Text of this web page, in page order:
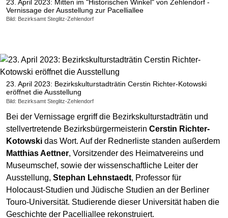
23. April 2023: Mitten im "Historischen Winkel" von Zehlendorf -
Vernissage der Ausstellung zur Pacelliallee
Bild: Bezirksamt Steglitz-Zehlendorf
23. April 2023: Bezirkskulturstadträtin Cerstin Richter-Kotowski
eröffnet die Ausstellung
Bild: Bezirksamt Steglitz-Zehlendorf
Bei der Vernissage ergriff die Bezirkskulturstadträtin und
stellvertretende Bezirksbürgermeisterin Cerstin Richter-
Kotowski das Wort. Auf der Rednerliste standen außerdem
Matthias Aettner, Vorsitzender des Heimatvereins und
Museumschef, sowie der wissenschaftliche Leiter der
Ausstellung, Stephan Lehnstaedt, Professor für
Holocaust-Studien und Jüdische Studien an der Berliner
Touro-Universität. Studierende dieser Universität haben die
Geschichte der Pacelliallee rekonstruiert.